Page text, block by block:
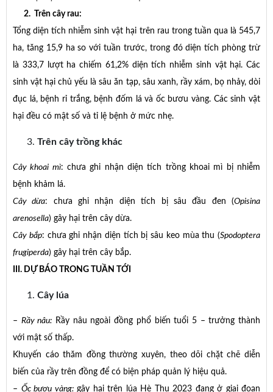
2. Trên cây rau:
Tổng diện tích nhiễm sinh vật hại trên rau trong tuần qua là 545,7
ha, tăng 15,9 ha so với tuần trước, trong đó diện tích phòng trừ
là 333,7 lượt ha chiếm 61,2% diện tích nhiễm sinh vật hại. Các
sinh vật hại chủ yếu là sâu ăn tạp, sâu xanh, rầy xám, bọ nhảy, dòi
đục lá, bệnh rỉ trắng, bệnh đốm lá và ốc bươu vàng. Các sinh vật
hại đều có mật số và tỉ lệ bệnh ở mức nhẹ.
Trên cây trồng khác
Cây khoai mì: chưa ghi nhận diện tích trồng khoai mì bị nhiễm
bệnh khảm lá.
Cây dừa: chưa ghi nhận diện tích bị sâu đầu đen (Opisina
arenosella) gây hại trên cây dừa.
Cây bắp: chưa ghi nhận diện tích bị sâu keo mùa thu (Spodoptera
frugiperda) gây hại trên cây bắp.
III. DỰ BÁO TRONG TUẦN TỚI
Cây lúa
– Rầy nâu: Rầy nâu ngoài đồng phổ biến tuổi 5 – trưởng thành
với mật số thấp.
Khuyến cáo thăm đồng thường xuyên, theo dõi chặt chẽ diễn
biến của rầy trên đồng để có biện pháp quản lý hiệu quả.
– Ốc bươu vàng:gây hại trên lúa Hè Thu 2023 đang ở giai đoạn